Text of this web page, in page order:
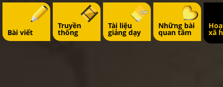
Bài viết
Truyền
thông
Tài liệu
giảng dạy
Những bài
quan tâm xã